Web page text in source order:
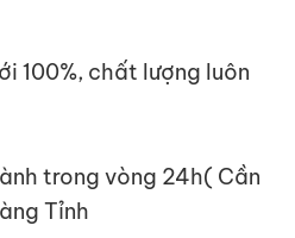
100%, chất lượng luôn
trong vòng 24h( Cần
Tỉnh